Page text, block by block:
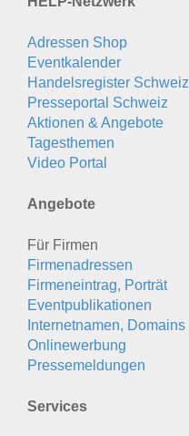
Adressen Shop
Eventkalender
Handelsregister Schweiz
Presseportal Schweiz
Aktionen & Angebote
Tagesthemen
Video Portal
Angebote
Für Firmen
Firmenadressen
Firmeneintrag, Porträt
Eventpublikationen
Internetnamen, Domains
Onlinewerbung
Pressemeldungen
Services